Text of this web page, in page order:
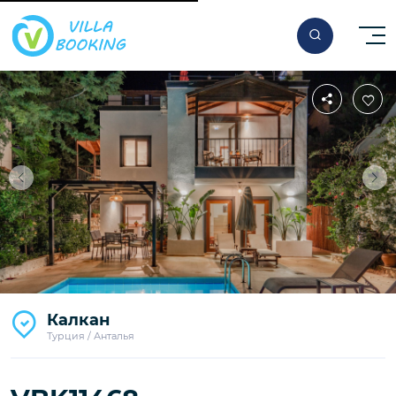
Калкан
Турция / Анталья